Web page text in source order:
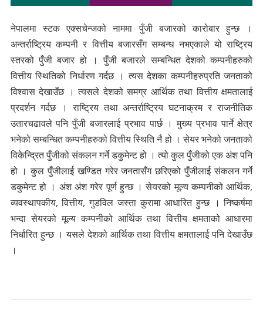
नेपालमा स्टक एक्सचेन्जको नाममा पुँजी बजारको कारोबार हुन्छ ।
अन्तर्राष्ट्रिय कम्पनी र वित्तीय बजारसँग सम्बन्ध नभएकाले यो राष्ट्रिय
स्तरको पुँजी बजार हो । पुँजी बजारले सम्बन्धित देशको कम्पनीहरुको
वित्तीय स्थितिको निर्धारण गर्दछ । त्यस देशका कम्पनीहरुप्रति जनताको
विश्वास देखाउँछ । त्यसले देशको समग्र आर्थिक तथा वित्तीय क्षमतालाई
प्रदर्शन गर्दछ । राष्ट्रिय तथा अन्तर्राष्ट्रिय घटनाक्रम र राजनीतिक
उतारचढावले पनि पुँजी बजारलाई प्रभाव पार्छ । मुख्य प्रभाव पार्ने क्षेत्र
भनेको सम्बन्धित कम्पनीहरुको वित्तीय स्थिति नै हो । सेयर भनेको जनताको
विकेन्द्रित पुँजीको संकलन गर्ने डकुमेन्ट हो । त्यो कुल पुँजीको एक अंश पनि
हो । कुल पुँजीलाई खण्डित गरेर जनतासँग छरिएको पुँजीलाई संकलन गर्ने
डकुमेन्ट हो । अंश अंश गरेर पूर्ण हुन्छ । सेयरको मूल्य कम्पनीको आर्थिक,
व्यवस्थापकीय, वित्तीय, गुडविल जस्ता कुरामा आधारित हुन्छ । निष्कर्षमा
भन्दा सेयरको मूल्य कम्पनीको आर्थिक तथा वित्तीय क्षमताको आधारमा
निर्धारित हुन्छ । यसले देशको आर्थिक तथा वित्तीय क्षमतालाई पनि देखाउँछ
।